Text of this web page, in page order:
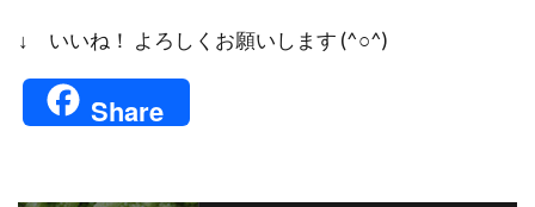
↓ いいね！ よろしくお願いします (^○^)
Share